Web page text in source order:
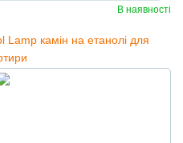
В наявності
Lamp камін на етанолі для